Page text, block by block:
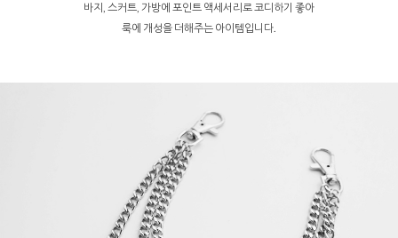
바지, 스커트, 가방에 포인트 액세서리로 코디하기 좋아
룩에 개성을 더해주는 아이템입니다.